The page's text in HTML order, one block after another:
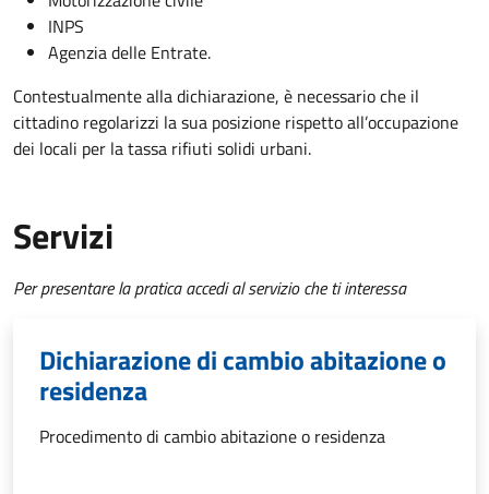
INPS
Agenzia delle Entrate.
Contestualmente alla dichiarazione, è necessario che il
cittadino regolarizzi la sua posizione rispetto all’occupazione
dei locali per la tassa rifiuti solidi urbani.
Servizi
Per presentare la pratica accedi al servizio che ti interessa
Dichiarazione di cambio abitazione o
residenza
Procedimento di cambio abitazione o residenza